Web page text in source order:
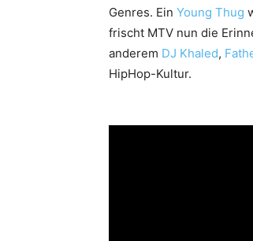
Genres. Ein Young Thug
frischt MTV nun die
anderem DJ Khaled,
HipHop-Kultur.